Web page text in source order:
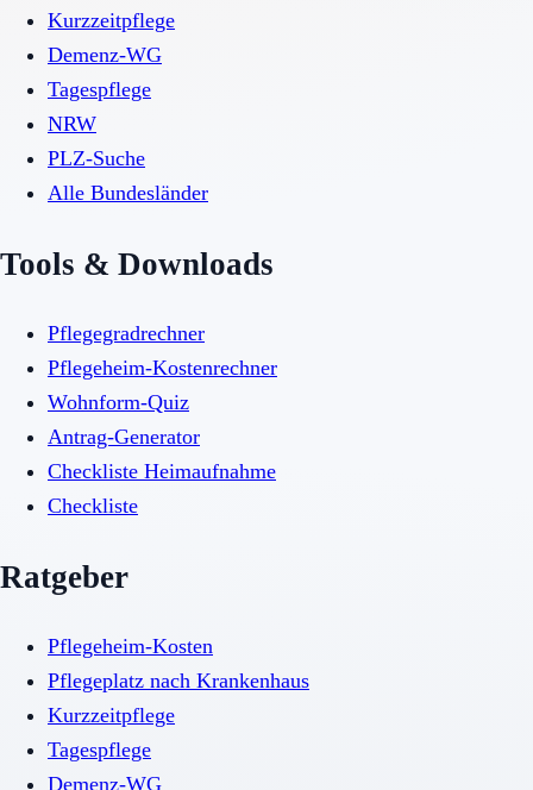
Kurzzeitpflege
Demenz-WG
Tagespflege
NRW
PLZ-Suche
Alle Bundesländer
Tools & Downloads
Pflegegradrechner
Pflegeheim-Kostenrechner
Wohnform-Quiz
Antrag-Generator
Checkliste Heimaufnahme
Checkliste
Ratgeber
Pflegeheim-Kosten
Pflegeplatz nach Krankenhaus
Kurzzeitpflege
Tagespflege
Demenz-WG